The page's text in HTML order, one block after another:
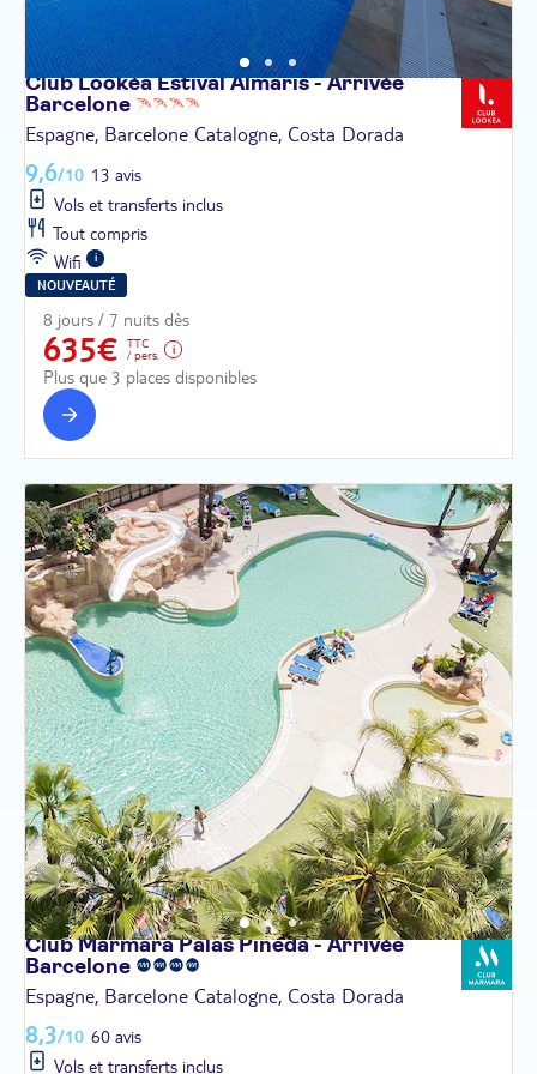
Club Lookéa Estival Almaris - Arrivée
Barcelone
Espagne, Barcelone Catalogne, Costa Dorada
9,6/10 13 avis
Vols et transferts inclus
Tout compris
Wifi
NOUVEAUTÉ
8 jours / 7 nuits dès
635€
TTC
/ pers.
Plus que 3 places disponibles
Club Marmara Palas Pineda - Arrivée
Barcelone
Espagne, Barcelone Catalogne, Costa Dorada
8,3/10 60 avis
Vols et transferts inclus